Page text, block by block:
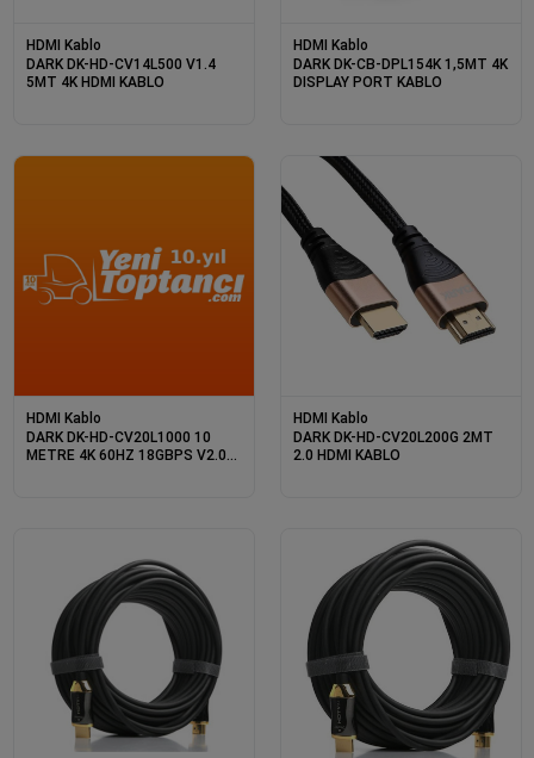
HDMI Kablo
DARK DK-HD-CV14L500 V1.4
5MT 4K HDMI KABLO
HDMI Kablo
DARK DK-CB-DPL154K 1,5MT 4K
DISPLAY PORT KABLO
HDMI Kablo
DARK DK-HD-CV20L1000 10
METRE 4K 60HZ 18GBPS V2.0
HDMI Kablo
DARK DK-HD-CV20L200G 2MT
2.0 HDMI KABLO